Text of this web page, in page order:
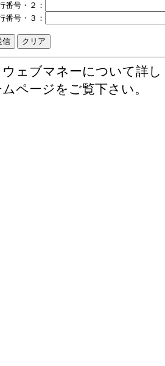
番号・２：
番号・３：
ェブマネーについて詳し
ムページをご覧下さい。